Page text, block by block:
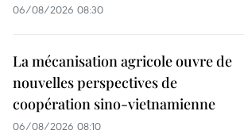
06/08/2026 08:30
La mécanisation agricole ouvre de
nouvelles perspectives de
coopération sino-vietnamienne
06/08/2026 08:10